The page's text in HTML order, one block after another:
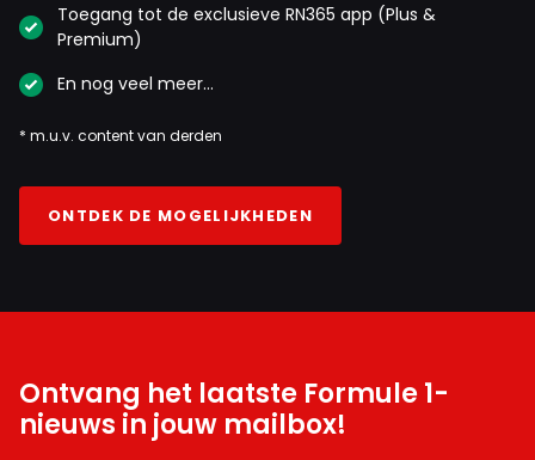
Toegang tot de exclusieve RN365 app (Plus &
Premium)
En nog veel meer…
* m.u.v. content van derden
ONTDEK DE MOGELIJKHEDEN
Ontvang het laatste Formule 1-
nieuws in jouw mailbox!